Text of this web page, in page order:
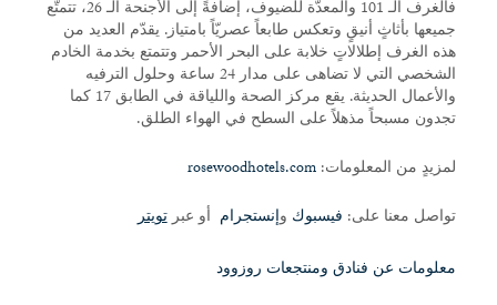
فالغرف الـ 101 والمعدّة للضيوف، إضافةً إلى الأجنحة الـ 26، تتمتّع
جميعها بأثاثٍ أنيقٍ وتعكس طابعاً عصريّاً بامتياز. يقدّم العديد من
هذه الغرف إطلالاتٍ خلابة على البحر الأحمر وتتمتع بخدمة الخادم
الشخصي التي لا تضاهى على مدار 24 ساعة وحلول الترفيه
والأعمال الحديثة. يقع مركز الصحة واللياقة في الطابق 17 كما
تجدون مسبحاً مذهلاً على السطح في الهواء الطلق.
لمزيدٍ من المعلومات:rosewoodhotels.com
تواصل معنا على: فيسبوك وإنستجرام أو عبرتويتر
معلومات عن فنادق ومنتجعات روزوود